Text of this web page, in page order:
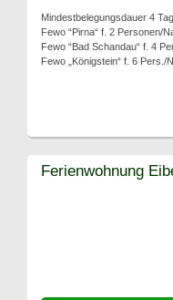
Mindestbelegungsdauer 4
Fewo “Pirna“ f. 2 Personen/
Fewo “Bad Schandau“ f. 4
Fewo „Königstein“ f. 6 Pers./
Ferienwohnung